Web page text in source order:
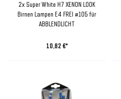
2x Super White H7 XENON LOOK
Birnen Lampen E4 FREI #105 für
ABBLENDLICHT
10,82 €*